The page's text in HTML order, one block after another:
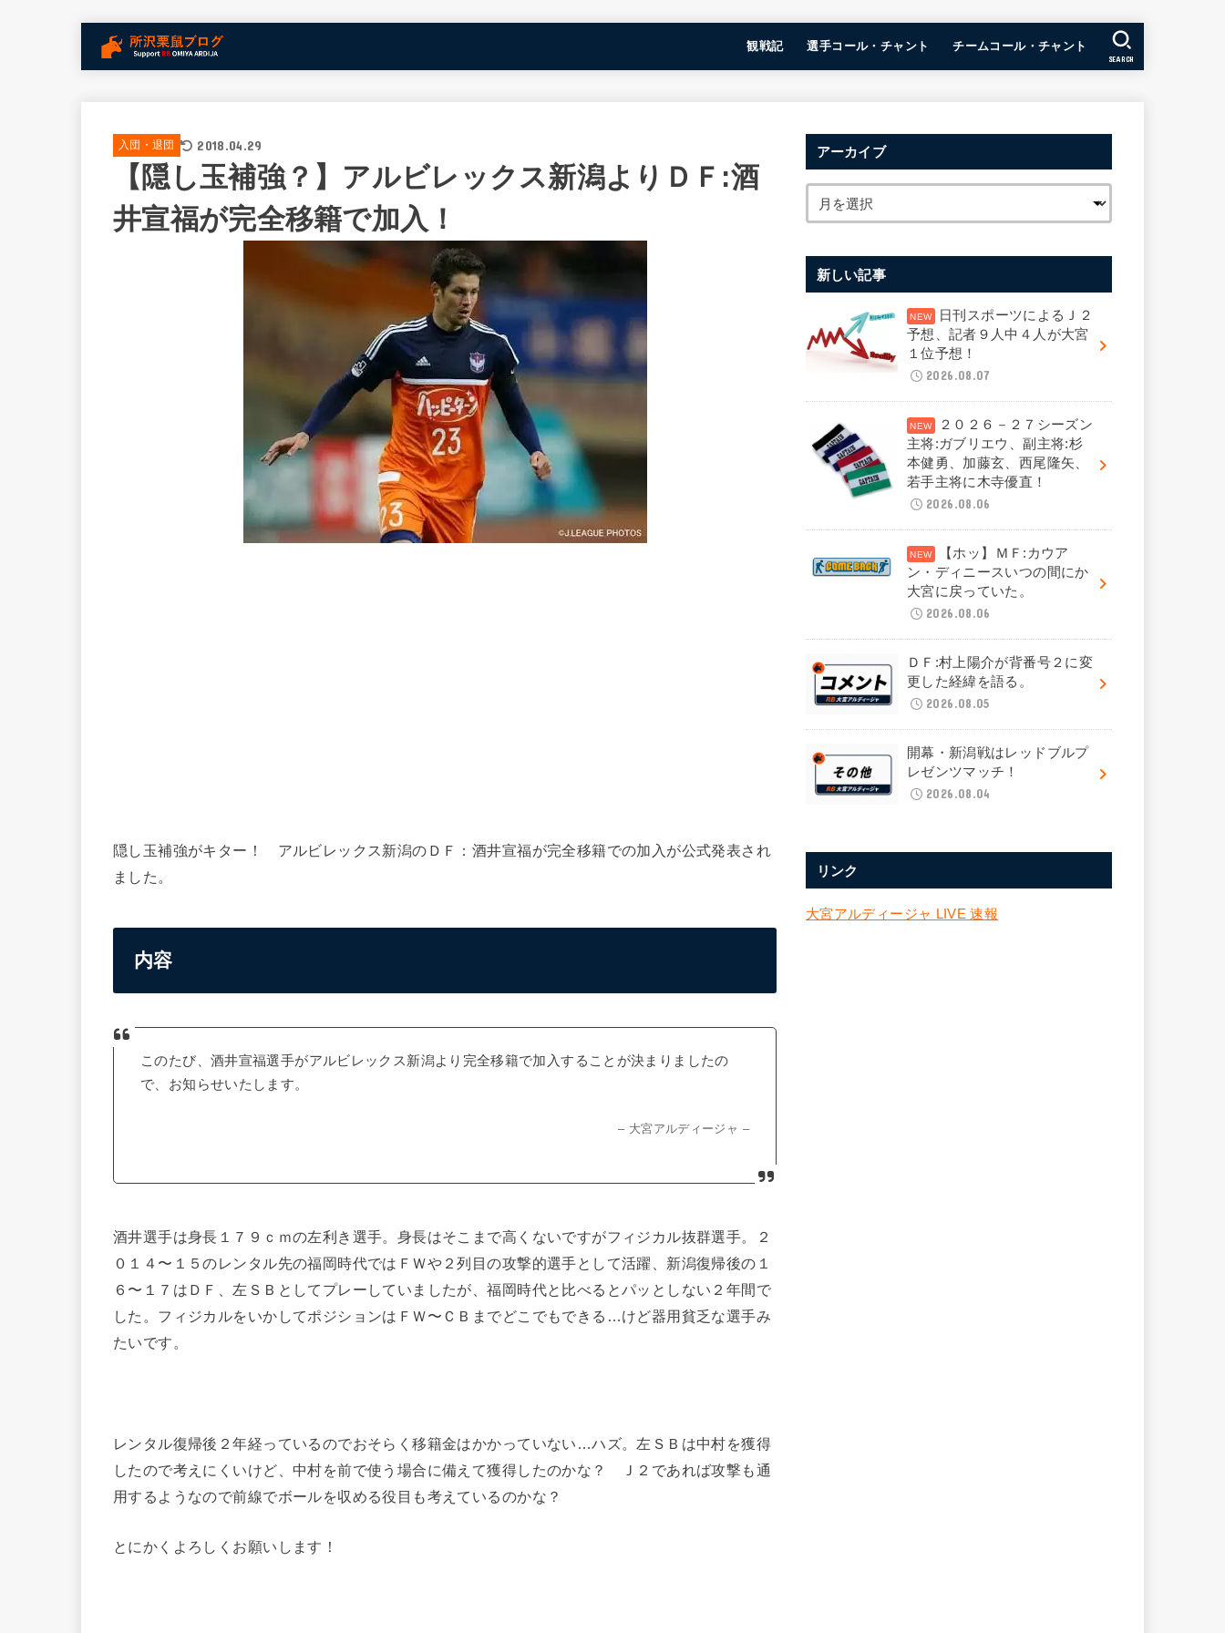
観戦記 選手コール・チャント チームコール・チャント
SEARCH
入団・退団 2018.04.29
【隠し玉補強？】アルビレックス新潟よりＤＦ:酒
井宣福が完全移籍で加入！
隠し玉補強がキター！ アルビレックス新潟のＤＦ：酒井宣福が完全移籍での加入が公式発表され
ました。
内容
このたび、酒井宣福選手がアルビレックス新潟より完全移籍で加入することが決まりましたの
で、お知らせいたします。
– 大宮アルディージャ –
酒井選手は身長１７９ｃｍの左利き選手。身長はそこまで高くないですがフィジカル抜群選手。２
０１４〜１５のレンタル先の福岡時代ではＦＷや２列目の攻撃的選手として活躍、新潟復帰後の１
６〜１７はＤＦ、左ＳＢとしてプレーしていましたが、福岡時代と比べるとパッとしない２年間で
した。フィジカルをいかしてポジションはＦＷ〜ＣＢまでどこでもできる…けど器用貧乏な選手み
たいです。
レンタル復帰後２年経っているのでおそらく移籍金はかかっていない…ハズ。左ＳＢは中村を獲得
したので考えにくいけど、中村を前で使う場合に備えて獲得したのかな？ Ｊ２であれば攻撃も通
用するようなので前線でボールを収める役目も考えているのかな？
とにかくよろしくお願いします！
アーカイブ
新しい記事
日刊スポーツによるＪ２
予想、記者９人中４人が大宮
１位予想！
2026.08.07
２０２６－２７シーズン
主将:ガブリエウ、副主将:杉
本健勇、加藤玄、西尾隆矢、
若手主将に木寺優直！
2026.08.06
【ホッ】ＭＦ:カウア
ン・ディニースいつの間にか
大宮に戻っていた。
2026.08.06
ＤＦ:村上陽介が背番号２に変
更した経緯を語る。
2026.08.05
開幕・新潟戦はレッドブルプ
レゼンツマッチ！
2026.08.04
リンク
大宮アルディージャ LIVE 速報